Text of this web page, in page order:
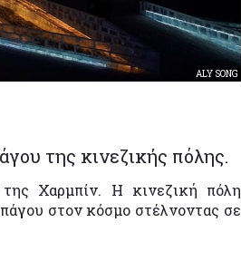
ALY SONG
της κινεζικής πόλης.
Χαρμπίν. Η κινεζική πόλη
στον κόσμο στέλνοντας σε